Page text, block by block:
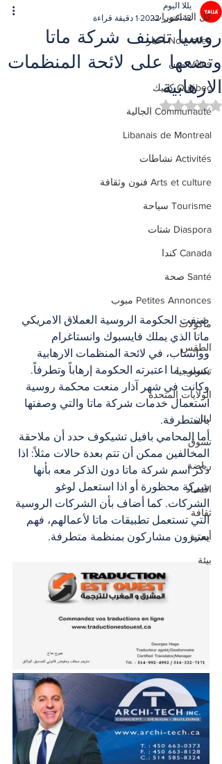
كل المنشورات
Nouvelles أخبار
Villes مدن
Québec كيبيك
Communauté الجالية
Libanais de Montreal
Activités نشاطات
Arts et culture فنون وثقافة
Tourisme سياحة
Diaspora شتات
Canada كندا
Santé صحة
Petites Annonces مبوب
مأكولات
الطقس
تكنولوجيا
الولايات المتحدة
لبنان
تسوق
رياضة
اقتصاد
ثقافة
أسرة
بيئة
روسيا تصنف شركة ماتا
وتضعها على لائحة المنظمات
الارهابية
يللا اليوم
12 أكتوبر 2022
1 دقيقة قراءة
تم التقييم بـ ليس رقمًا من أصل 5 نجوم.
صنفت الحكومة الروسية العملاق الامريكي
ماتا الذي يملك فايسبوك وانستاغرام
وواتساب، في لائحة المنظمات الارهابية
بسبب ما اعتبرته الحكومة إرهاباً وتطرفاً.
وكانت في شهر آذار منعت محكمة روسية
استعمال خدمات شركة ماتا والتي وصفتها
بالمتطرفة.
أما المحامي بافيل تشيكوف حدد أن ملاحقة
المخالفين ممكن أن تتم بعدة حالات مثلاً: اذا
ذكر اسم شركة ماتا دون الذكر معه بأنها
شركة محظورة أو اذا استعمل لوغو
الشركات. كما أضاف بأن الشركات الروسية
التي تستعمل تطبيقات ماتا لأعمالهم، فهم
يعتبرون مشاركون بمنظمة متطرفة.